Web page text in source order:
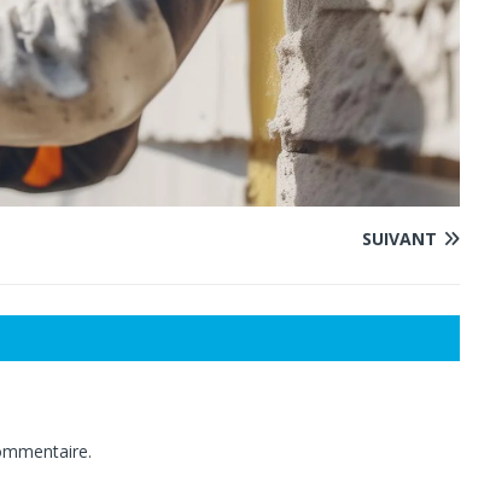
SUIVANT